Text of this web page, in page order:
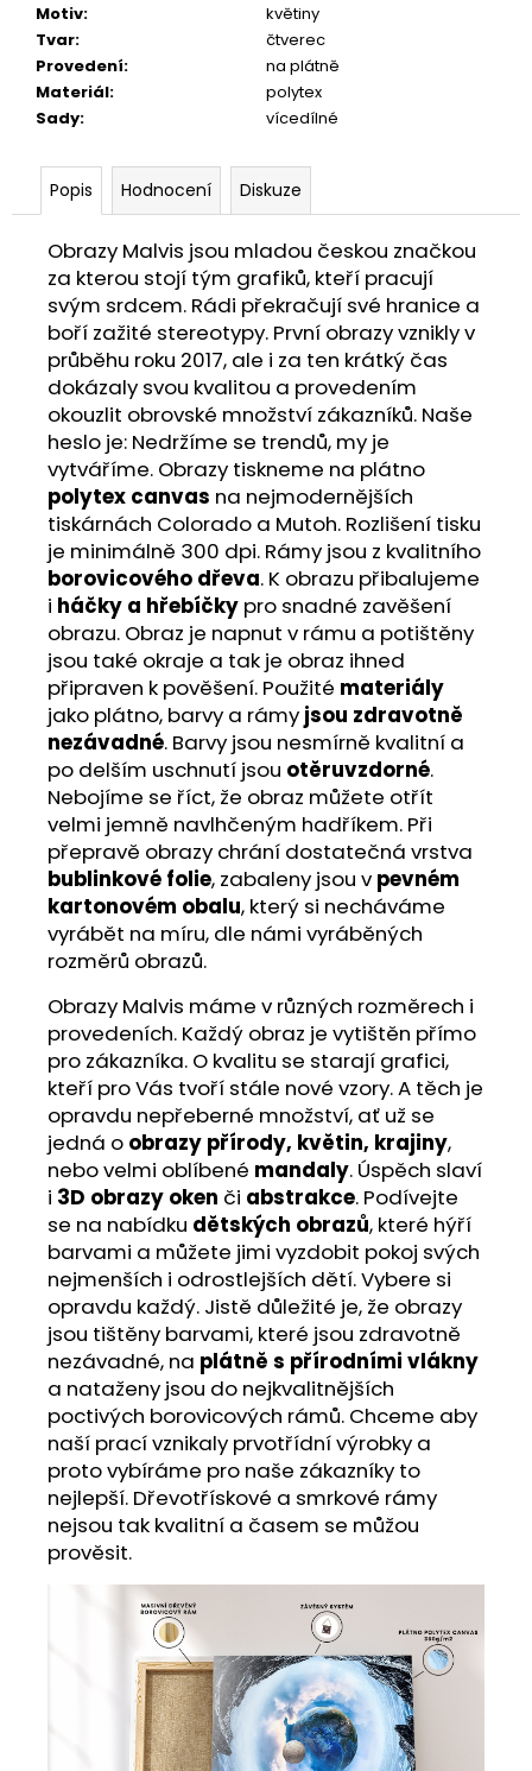
Motiv:
květiny
Tvar:
čtverec
Provedení:
na plátně
Materiál:
polytex
Sady: vícedílné
Popis Hodnocení Diskuze
Obrazy Malvis jsou mladou českou značkou
za kterou stojí tým grafiků, kteří pracují
svým srdcem. Rádi překračují své hranice a
boří zažité stereotypy. První obrazy vznikly v
průběhu roku 2017, ale i za ten krátký čas
dokázaly svou kvalitou a provedením
okouzlit obrovské množství zákazníků. Naše
heslo je: Nedržíme se trendů, my je
vytváříme. Obrazy tiskneme na plátno
polytex canvas na nejmodernějších
tiskárnách Colorado a Mutoh. Rozlišení tisku
je minimálně 300 dpi. Rámy jsou z kvalitního
borovicového dřeva. K obrazu přibalujeme
i háčky a hřebíčky pro snadné zavěšení
obrazu. Obraz je napnut v rámu a potištěny
jsou také okraje a tak je obraz ihned
připraven k pověšení. Použité materiály
jako plátno, barvy a rámy jsou zdravotně
nezávadné. Barvy jsou nesmírně kvalitní a
po delším uschnutí jsou otěruvzdorné.
Nebojíme se říct, že obraz můžete otřít
velmi jemně navlhčeným hadříkem. Při
přepravě obrazy chrání dostatečná vrstva
bublinkové folie, zabaleny jsou v pevném
kartonovém obalu, který si necháváme
vyrábět na míru, dle námi vyráběných
rozměrů obrazů.
Obrazy Malvis máme v různých rozměrech i
provedeních. Každý obraz je vytištěn přímo
pro zákazníka. O kvalitu se starají grafici,
kteří pro Vás tvoří stále nové vzory. A těch je
opravdu nepřeberné množství, ať už se
jedná o obrazy přírody, květin, krajiny,
nebo velmi oblíbené mandaly. Úspěch slaví
i 3D obrazy oken či abstrakce. Podívejte
se na nabídku dětských obrazů, které hýří
barvami a můžete jimi vyzdobit pokoj svých
nejmenších i odrostlejších dětí. Vybere si
opravdu každý. Jistě důležité je, že obrazy
jsou tištěny barvami, které jsou zdravotně
nezávadné, na plátně s přírodními vlákny
a nataženy jsou do nejkvalitnějších
poctivých borovicových rámů. Chceme aby
naší prací vznikaly prvotřídní výrobky a
proto vybíráme pro naše zákazníky to
nejlepší. Dřevotřískové a smrkové rámy
nejsou tak kvalitní a časem se můžou
prověsit.